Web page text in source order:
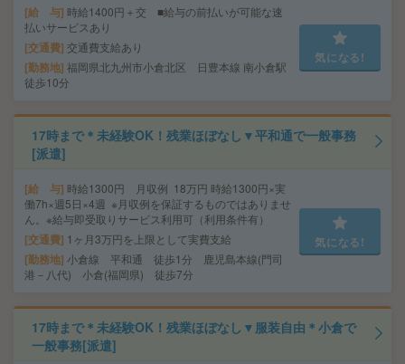
給 与 時給1400円＋交 ■給与の前払いが可能な速
払いサービスあり
交通費 交通費支給あり
勤務地 福岡県北九州市小倉北区 日豊本線 南小倉駅
徒歩10分
気になる!
17時まで＊未経験OK！残業ほぼなし▼平和通で一般事務
[派遣]
給 与 時給1300円 月収例 18万円 時給1300円×実
働7h×週5日×4週 ※月収例を保証するものではありませ
ん。※給与即受取りサービス利用可（利用条件有）
交通費 1ヶ月3万円を上限として実費支給
勤務地 小倉線 平和通 徒歩1分 鹿児島本線(門司
港－八代) 小倉(福岡県) 徒歩7分
気になる!
17時まで＊未経験OK！残業ほぼなし▼服装自由＊小倉で
一般事務[派遣]